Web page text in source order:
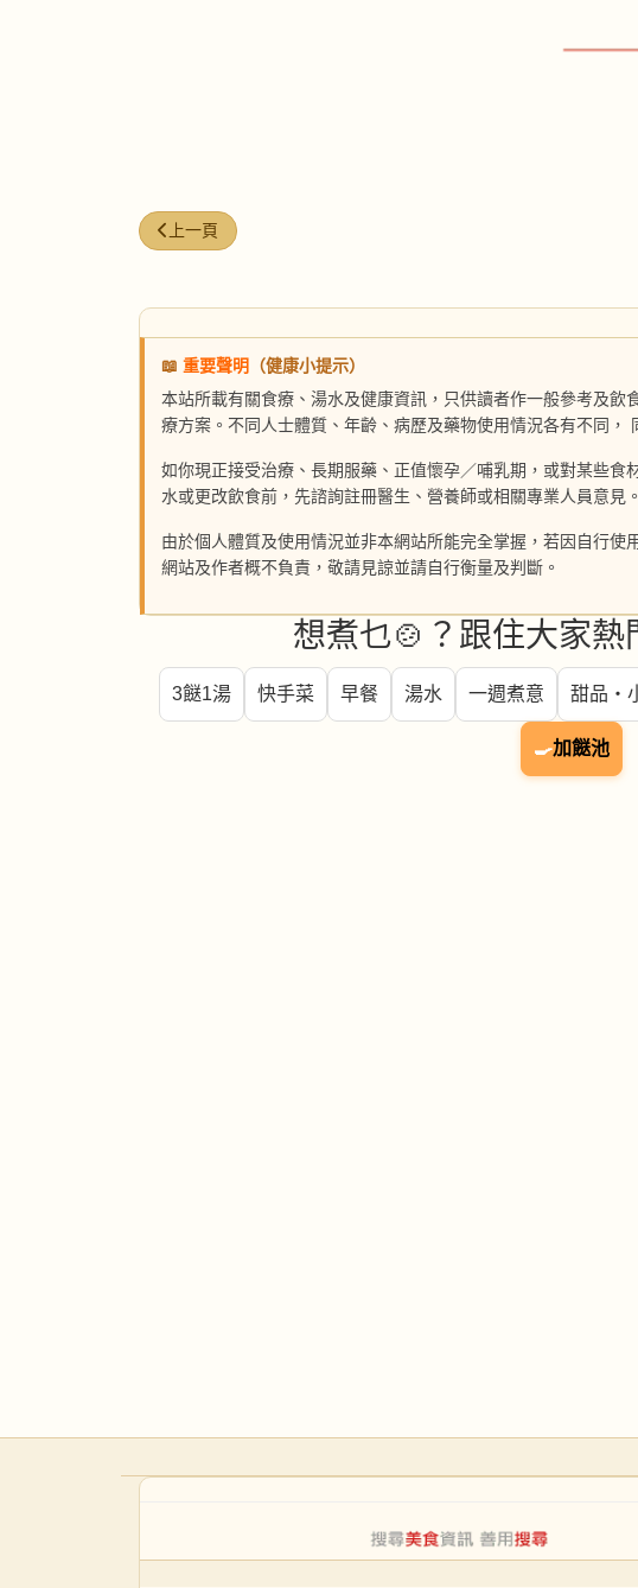
上一篇文章: 四寶泥鰍湯
上一頁
📖 重要聲明
（健康小提示）
本站所載有關食療、湯水及健康資訊，只供讀者作一般參考及飲
療方案。不同人士體質、年齡、病歷及藥物使用情況各有不同，
如你現正接受治療、長期服藥、正值懷孕／哺乳期，或對某些食
水或更改飲食前，先諮詢註冊醫生、營養師或相關專業人員意見。
由於個人體質及使用情況並非本網站所能完全掌握，若因自行
網站及作者概不負責，敬請見諒並請自行衡量及判斷。
想煮乜🍲？跟住大家熱
3餸1湯 快手菜 早餐 湯水 一週煮意 甜品・
🍳加餸池